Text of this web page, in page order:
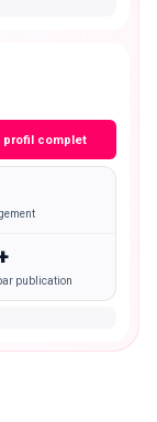
profil complet
publication